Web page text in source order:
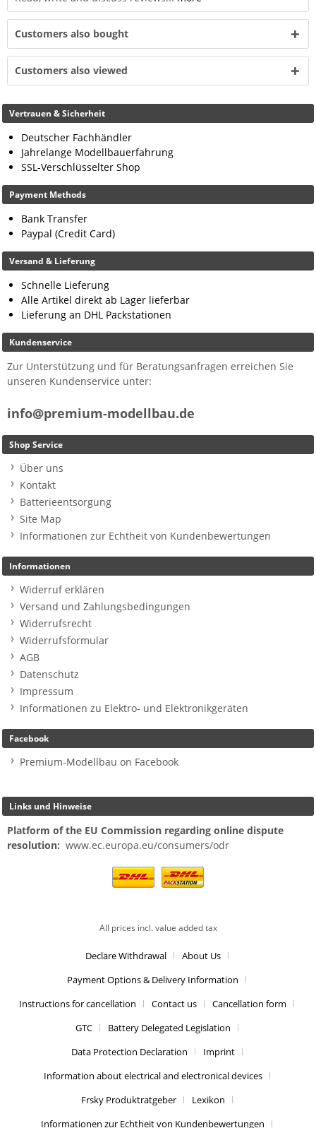
Customers also bought
Customers also viewed
Vertrauen & Sicherheit
Deutscher Fachhändler
Jahrelange Modellbauerfahrung
SSL-Verschlüsselter Shop
Payment Methods
Bank Transfer
Paypal (Credit Card)
Versand & Lieferung
Schnelle Lieferung
Alle Artikel direkt ab Lager lieferbar
Lieferung an DHL Packstationen
Kundenservice
Zur Unterstützung und für Beratungsanfragen erreichen Sie
unseren Kundenservice unter:
info@premium-modellbau.de
Shop Service
Über uns
Kontakt
Batterieentsorgung
Site Map
Informationen zur Echtheit von Kundenbewertungen
Informationen
Widerruf erklären
Versand und Zahlungsbedingungen
Widerrufsrecht
Widerrufsformular
AGB
Datenschutz
Impressum
Informationen zu Elektro- und Elektronikgeräten
Facebook
Premium-Modellbau on Facebook
Links und Hinweise
Platform of the EU Commission regarding online dispute
resolution: www.ec.europa.eu/consumers/odr
All prices incl. value added tax
Declare Withdrawal
About Us
Payment Options & Delivery Information
Instructions for cancellation
Contact us
Cancellation form
GTC
Battery Delegated Legislation
Data Protection Declaration
Imprint
Information about electrical and electronical devices
Frsky Produktratgeber
Lexikon
Informationen zur Echtheit von Kundenbewertungen